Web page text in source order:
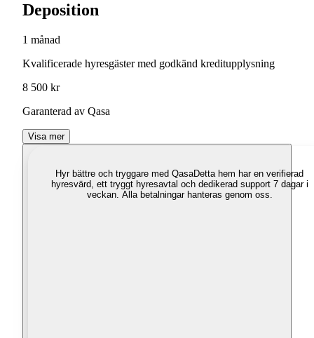
Deposition
1 månad
Kvalificerade hyresgäster med godkänd kreditupplysning
8 500 kr
Garanterad av Qasa
Visa mer
Hyr bättre och tryggare med QasaDetta hem har en verifierad
hyresvärd, ett tryggt hyresavtal och dedikerad support 7 dagar i
veckan. Alla betalningar hanteras genom oss.